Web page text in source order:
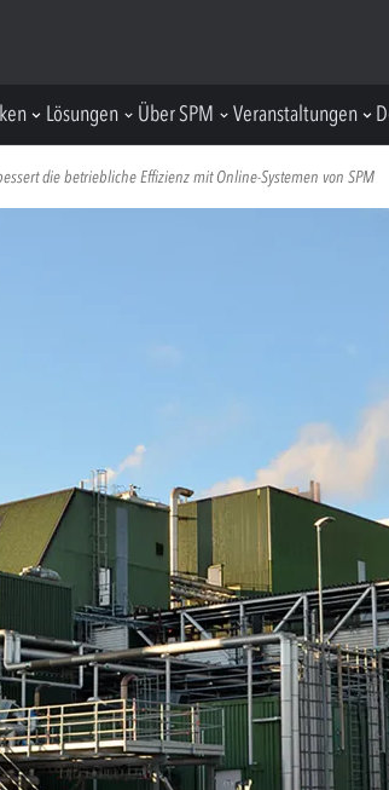
Lösungen Über SPM Veranstaltungen
die betriebliche Effizienz mit Online-Systemen von SPM